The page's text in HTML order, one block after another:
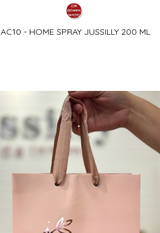
AC10 - HOME SPRAY JUSSILLY 200 ML